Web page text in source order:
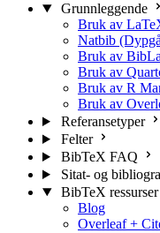
Grunnleggende
Bruk av
Natbib
Bruk av
Bruk av
Bruk av R
Bruk av
Referansetyper
Felter
BibTeX FAQ
Sitat- og
BibTeX ressurser
Blog
Overleaf +